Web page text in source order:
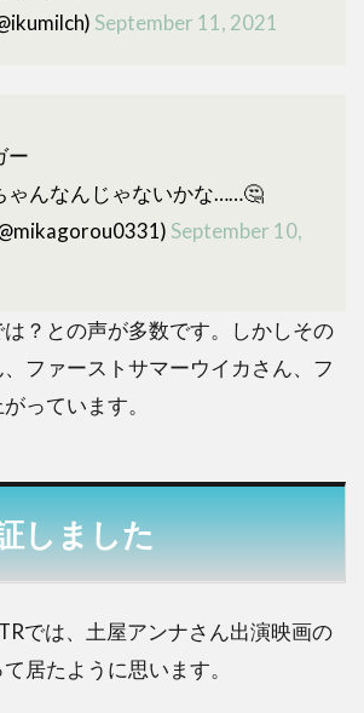
September 11, 2021
ー
ゃんなんじゃないかな……🤔
September 10,
？との声が多数です。しかしその
ファーストサマーウイカさん、フ
っています。
しました
では、土屋アンナさん出演映画の
居たように思います。